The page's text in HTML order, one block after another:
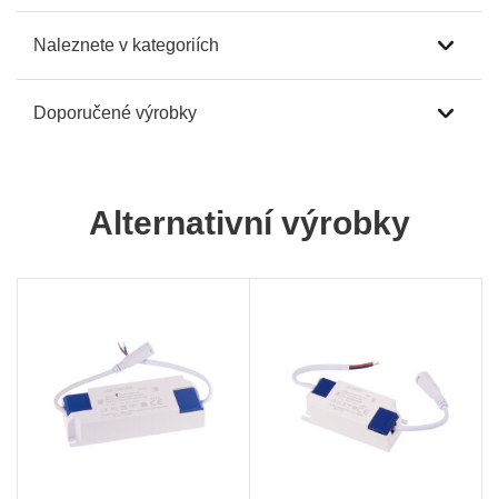
Naleznete v kategoriích
Doporučené výrobky
Alternativní výrobky